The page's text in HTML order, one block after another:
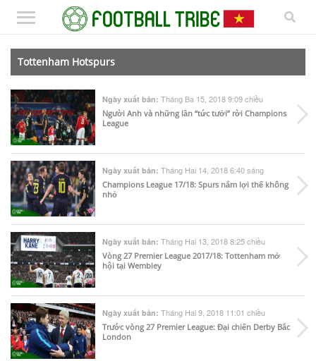
Tottenham Hotspurs
Ngày xuất bản: Tháng Ba 15, 2018 9:09 chiều
Người Anh và những lần “tức tưởi” rời Champions
League
Ngày xuất bản: Tháng Hai 14, 2018 6:40 sáng
Champions League 17/18: Spurs nắm lợi thế không
nhỏ
Ngày xuất bản: Tháng Hai 13, 2018 8:25 chiều
Vòng 27 Premier League 2017/18: Tottenham mở
hội tại Wembley
Ngày xuất bản: Tháng Hai 9, 2018 11:01 chiều
Trước vòng 27 Premier League: Đại chiến Derby Bắc
London